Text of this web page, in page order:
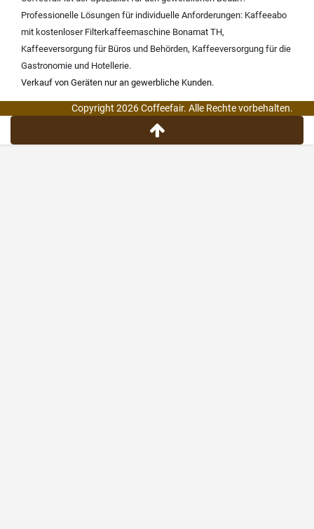
Professionelle Lösungen für individuelle Anforderungen: Kaffeeabo
mit kostenloser Filterkaffeemaschine Bonamat TH,
Kaffeeversorgung für Büros und Behörden, Kaffeeversorgung für die
Gastronomie und Hotellerie.
Verkauf von Geräten nur an gewerbliche Kunden.
Copyright 2026 Coffeefair. Alle Rechte vorbehalten.